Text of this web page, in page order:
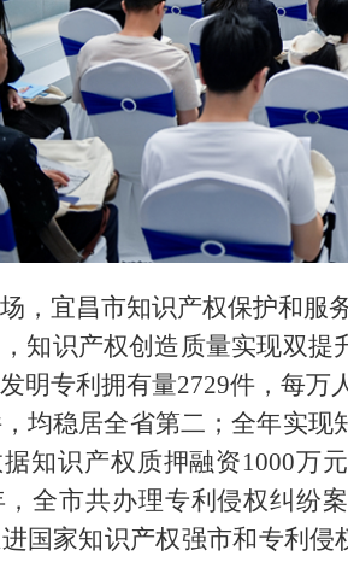
，宜昌市知识产权保护和服
知识产权创造质量实现双提
明专利拥有量2729件，每万
均稳居全省第二；全年实现
知识产权质押融资1000万
，全市共办理专利侵权纠纷
国家知识产权强市和专利侵